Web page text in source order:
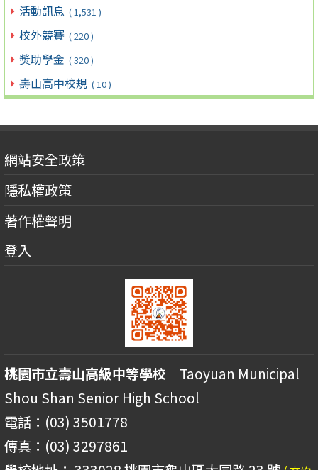
活動訊息 ( 1,531 )
校外競賽 ( 220 )
獎助學金 ( 320 )
壽山高中校規 ( 10 )
網站安全政策
隱私權政策
著作權聲明
登入
桃園市立壽山高級中等學校 Taoyuan Municipal
Shou Shan Senior High School
電話：(03) 3501778
傳真：(03) 3297861